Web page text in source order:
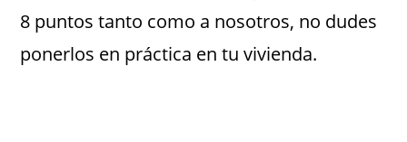
8 puntos tanto como a nosotros, no dudes
ponerlos en práctica en tu vivienda.